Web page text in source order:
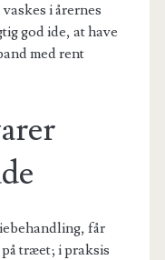
i årernes
god ide, at have
med rent
får
træet; i praksis